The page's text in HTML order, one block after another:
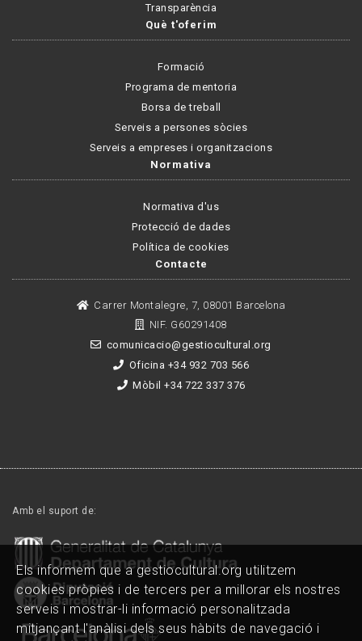
Transparència
Què t'oferim
Formació
Programa de mentoria
Borsa de treball
Serveis a persones sòcies
Serveis a empreses i organitzacions
Normativa
Normativa d'us
Protecció de dades
Política de cookies
Contacte
Carrer Montalegre, 7, 08001 Barcelona
NIF. G60291408
comunicacio@gestiocultural.org
Oficina +34 932 703 566
Mòbil +34 722 337 376
Amb el suport de:
Els informem que a gestiocultural.org utilitzem
cookies pròpies i de tercers per a millorar els nostres
serveis i mostrar-li informació personalitzada
mitjançant l'anàlisi dels seus hàbits de navegació i